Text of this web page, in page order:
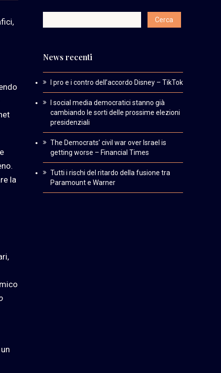
la
News recenti
I pro e i contro dell’accordo Disney – TikTok
I social media democratici stanno già
cambiando le sorti delle prossime elezioni
presidenziali
The Democrats’ civil war over Israel is
getting worse – Financial Times
Tutti i rischi del ritardo della fusione tra
Paramount e Warner